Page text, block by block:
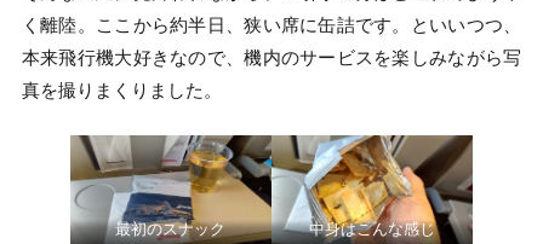
く離陸。ここから約半日、狭い席に缶詰です。といいつつ、
本来飛行機大好きなので、機内のサービスを楽しみながら写
真を撮りまくりました。
最初のスナック 中身はこんな感じ